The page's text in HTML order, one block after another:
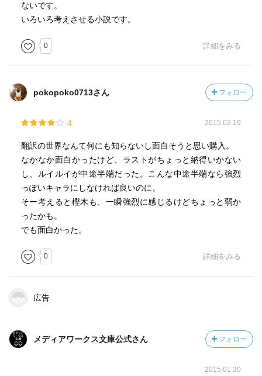
ないです。
いろいろ考えさせる小説です。
0 詳細をみる
pokopoko0713さん フォロー
4 2015.02.19
翻訳の世界なんて何にも知らないし面白そうと思い購入。
なかなか面白かったけど、ラストがちょっと納得いかない
し、ルイルイが中途半端だった。こんな中途半端なら強烈
っぽいキャラにしなければ良いのに。
そー考えると樫木も、一瞬強烈に感じるけどちょっと弱か
ったかも。
でも面白かった。
0 詳細をみる
広告
メディアワークス文庫公式さん フォロー
2015.01.30